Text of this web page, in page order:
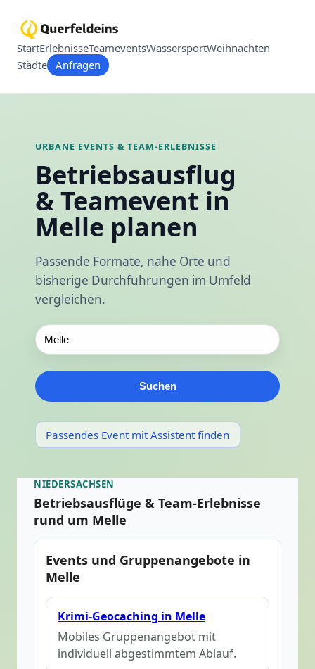
StartErlebnisseTeameventsWassersportWeihnachten
Städte Anfragen
URBANE EVENTS & TEAM-ERLEBNISSE
Betriebsausflug
& Teamevent in
Melle planen
Passende Formate, nahe Orte und
bisherige Durchführungen im Umfeld
vergleichen.
Suchen
Passendes Event mit Assistent finden
NIEDERSACHSEN
Betriebsausflüge & Team-Erlebnisse
rund um Melle
Events und Gruppenangebote in
Melle
Krimi-Geocaching in Melle
Mobiles Gruppenangebot mit
individuell abgestimmtem Ablauf.